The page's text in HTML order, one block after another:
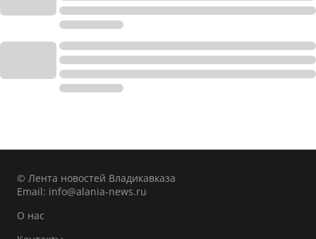
© Лента новостей Владикавказа
Email: info@alania-news.ru
О нас